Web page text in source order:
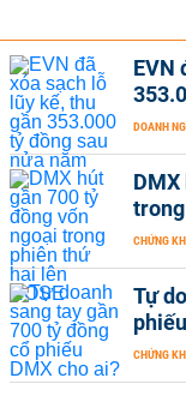
EVN
DOANH
CHỨNG
Tự
CHỨNG